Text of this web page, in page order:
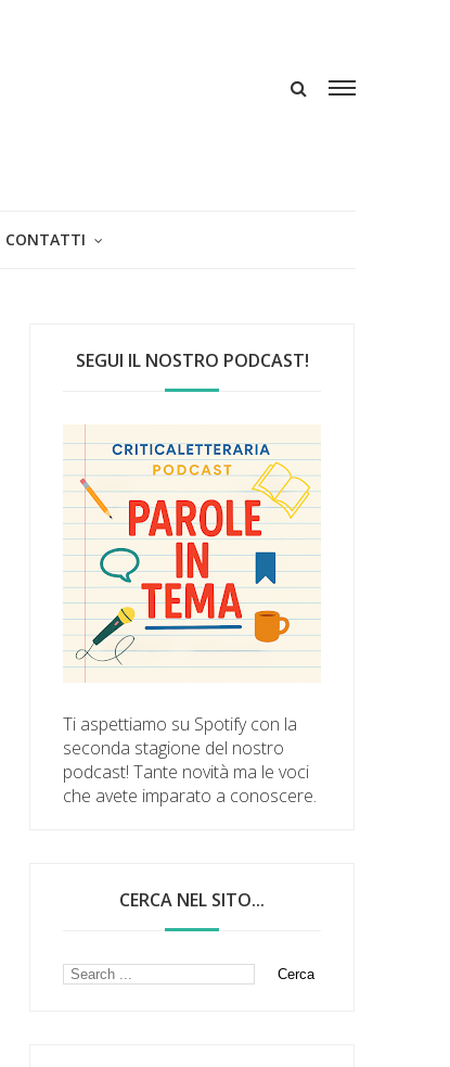
CONTATTI
SEGUI IL NOSTRO PODCAST!
Ti aspettiamo su Spotify con la
seconda stagione del nostro
podcast! Tante novità ma le voci
che avete imparato a conoscere.
CERCA NEL SITO...